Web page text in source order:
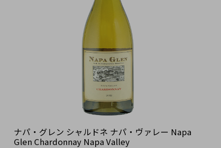
ナパ・グレン シャルドネ ナパ・ヴァレー Napa
Glen Chardonnay Napa Valley